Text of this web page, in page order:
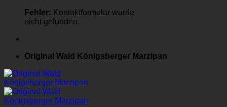
Fehler: Kontaktformular wurde
nicht gefunden.
Original Wald Königsberger Marzipan